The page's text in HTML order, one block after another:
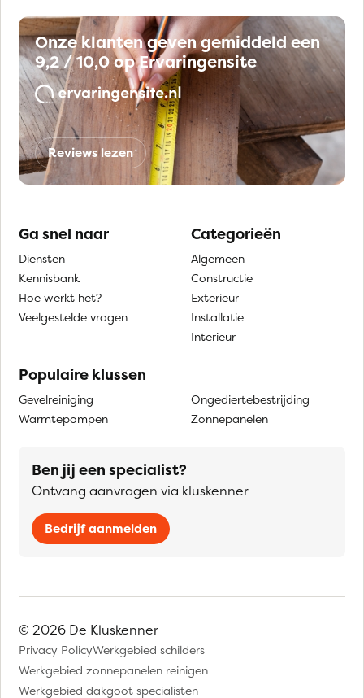
Onze klanten geven gemiddeld een
9,2 / 10,0 op Ervaringensite
Reviews lezen
Ga snel naar
Diensten
Kennisbank
Hoe werkt het?
Veelgestelde vragen
Categorieën
Algemeen
Constructie
Exterieur
Installatie
Interieur
Populaire klussen
Gevelreiniging
Warmtepompen
Ongediertebestrijding
Zonnepanelen
Ben jij een specialist?
Ontvang aanvragen via kluskenner
Bedrijf aanmelden
© 2026 De Kluskenner
Privacy PolicyWerkgebied schilders
Werkgebied zonnepanelen reinigen
Werkgebied dakgoot specialisten